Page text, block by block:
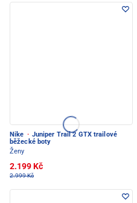
Nike · Juniper Trail 2 GTX trailové
běžecké boty
Ženy
2.199 Kč
2.999 Kč